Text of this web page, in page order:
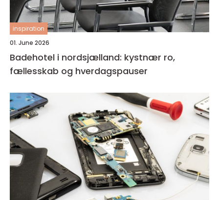
inspiration
01. June 2026
Badehotel i nordsjælland: kystnær ro,
fællesskab og hverdagspauser